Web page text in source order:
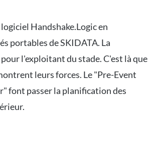
Handshake.Logic en
portables de SKIDATA. La
l'exploitant du stade. C'est là que
leurs forces. Le "Pre-Event
font passer la planification des